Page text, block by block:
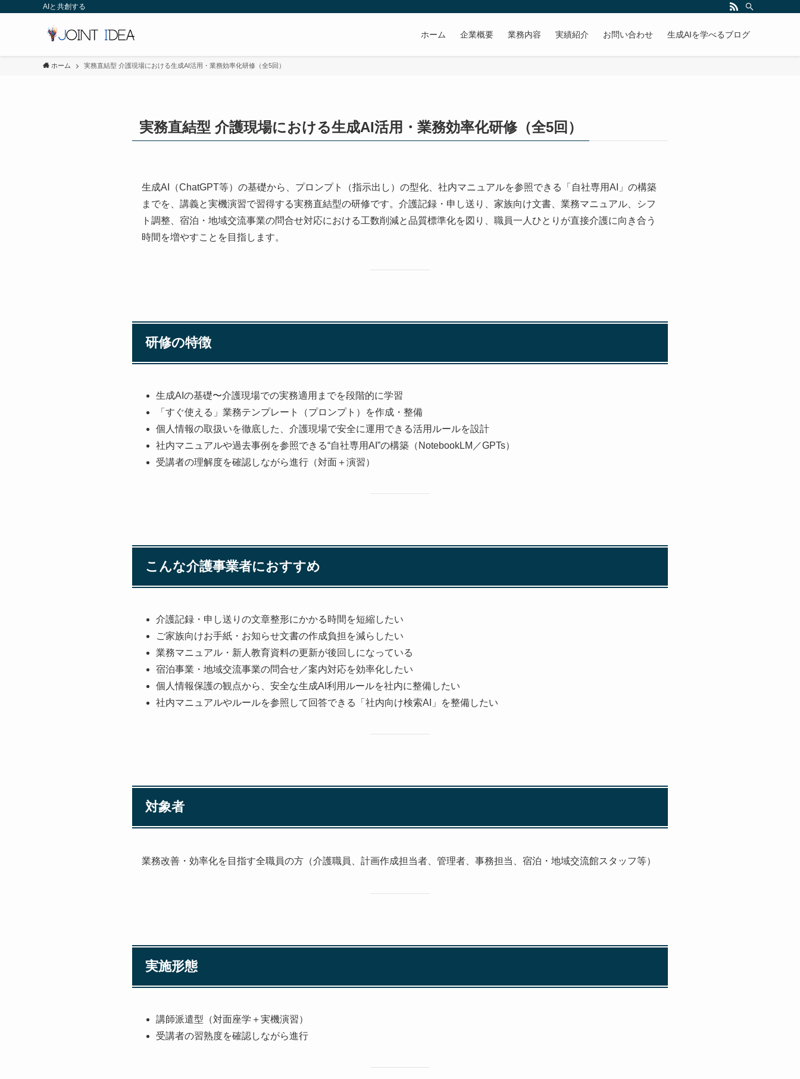
AIと共創する
ホーム 企業概要 業務内容 実績紹介 お問い合わせ 生成AIを学べるブログ
ホーム 実務直結型 介護現場における生成AI活用・業務効率化研修（全5回）
実務直結型 介護現場における生成AI活用・業務効率化研修（全5回）
生成AI（ChatGPT等）の基礎から、プロンプト（指示出し）の型化、社内マニュアルを参照できる「自社専用AI」の構築
までを、講義と実機演習で習得する実務直結型の研修です。介護記録・申し送り、家族向け文書、業務マニュアル、シフ
ト調整、宿泊・地域交流事業の問合せ対応における工数削減と品質標準化を図り、職員一人ひとりが直接介護に向き合う
時間を増やすことを目指します。
研修の特徴
生成AIの基礎〜介護現場での実務適用までを段階的に学習
「すぐ使える」業務テンプレート（プロンプト）を作成・整備
個人情報の取扱いを徹底した、介護現場で安全に運用できる活用ルールを設計
社内マニュアルや過去事例を参照できる“自社専用AI”の構築（NotebookLM／GPTs）
受講者の理解度を確認しながら進行（対面＋演習）
こんな介護事業者におすすめ
介護記録・申し送りの文章整形にかかる時間を短縮したい
ご家族向けお手紙・お知らせ文書の作成負担を減らしたい
業務マニュアル・新人教育資料の更新が後回しになっている
宿泊事業・地域交流事業の問合せ／案内対応を効率化したい
個人情報保護の観点から、安全な生成AI利用ルールを社内に整備したい
社内マニュアルやルールを参照して回答できる「社内向け検索AI」を整備したい
対象者
業務改善・効率化を目指す全職員の方（介護職員、計画作成担当者、管理者、事務担当、宿泊・地域交流館スタッフ等）
実施形態
講師派遣型（対面座学＋実機演習）
受講者の習熟度を確認しながら進行